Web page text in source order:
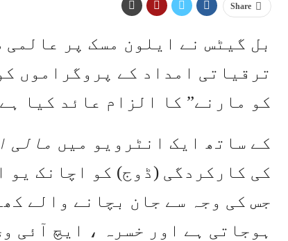
Share
بل گیٹس نے ایلون مسک پر
ترقیاتی امداد کے پروگراموں
کو مارنے” کا الزام عائد کیا
کے ساتھ ایک انٹرویو میں مالی
کی کارکردگی (ڈوج) کو اچانک یو
جس کی وجہ سے جان بچانے والے
ہوجاتی ہے اور خسرہ ، ایچ آئی